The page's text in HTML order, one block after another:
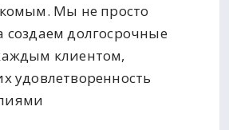
Мы не просто
создаем долгосрочные
клиентом,
удовлетворенность